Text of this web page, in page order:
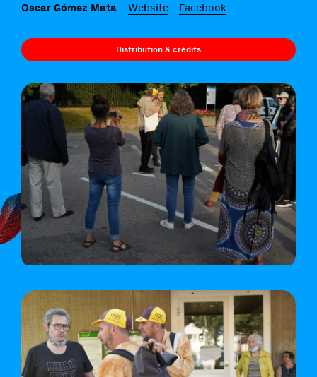
Oscar Gómez Mata Website Facebook
Distribution & crédits